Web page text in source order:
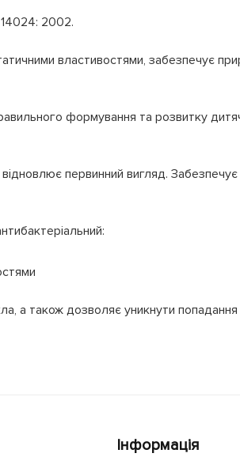
14024: 2002.
властивостями, забезпечує
формування та розвитку
первинний вигляд.
а також дозволяє уникнути
Інформація